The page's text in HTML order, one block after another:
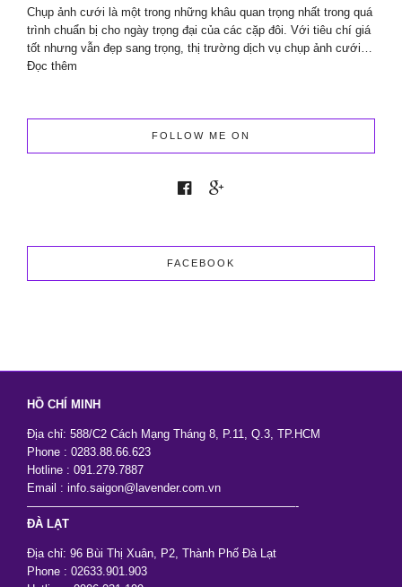
planner
&
Events
Chụp ảnh cưới là một trong những khâu quan trọng nhất trong quá
trình chuẩn bị cho ngày trọng đại của các cặp đôi. Với tiêu chí giá
tốt nhưng vẫn đẹp sang trọng, thị trường dịch vụ chụp ảnh cưới…
Đọc thêm
Cưới
Giá
Sang
FOLLOW ME ON
FACEBOOK
HỒ CHÍ MINH
Địa chỉ: 588/C2 Cách Mạng Tháng 8, P.11, Q.3, TP.HCM
Phone : 0283.88.66.623
Hotline : 091.279.7887
Email : info.saigon@lavender.com.vn
———————————————————————-
ĐÀ LẠT
Địa chỉ: 96 Bùi Thị Xuân, P2, Thành Phố Đà Lạt
Phone : 02633.901.903